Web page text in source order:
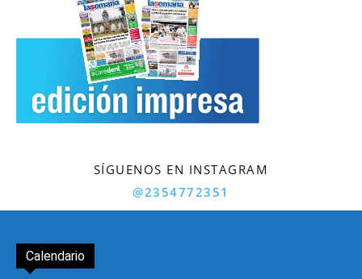
SÍGUENOS EN INSTAGRAM
@2354772351
Calendario